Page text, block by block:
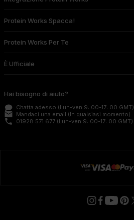
Protein Works Spacca!
Protein Works Per Te
È Ufficiale
Hai bisogno di aiuto?
Chatta adesso (Lun-ven 9: 00-17: 00 GMT)
email Mandaci una email (In qualsiasi momento)
phone 01928 571 677 (Lun-ven 9: 00-17: 00 GMT)